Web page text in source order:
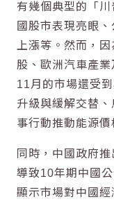
有幾個典型的「
國股市表現亮眼
上漲等。然而，
股、歐洲汽車產業
11月的市場還受
升級與緩解交替
事行動推動能源價
同時，中國政府
導致10年期中國
顯示市場對中國經